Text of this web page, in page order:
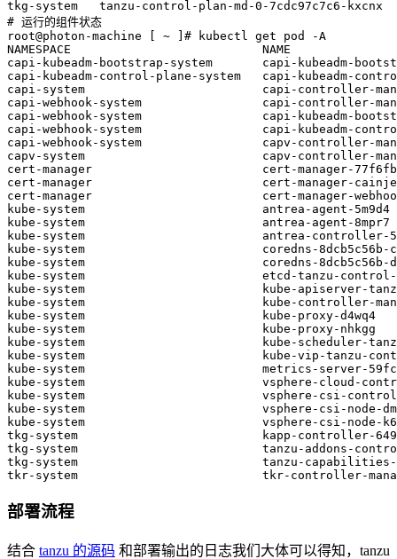
# 运行的组件状态
root@photon-machine
[ ~ ] # kubectl get pod -A
NAMESPACE                           NAME
capi-kubeadm-bootstrap-system       capi-kubeadm-
capi-kubeadm-control-plane-system   capi-kubeadm-
capi-system                         capi-
capi-webhook-system                 capi-
capi-webhook-system                 capi-kubeadm-
capi-webhook-system                 capi-kubeadm-
capi-webhook-system                 capv-
capv-system                         capv-
cert-manager
cert-manager                        cert-
cert-manager                        cert-
kube-system
kube-system
kube-system
kube-system
kube-system
kube-system                         etcd-
kube-system                         kube-
kube-system                         kube-controller-
kube-system
kube-system
kube-system                         kube-
kube-system                         kube-vip-
kube-system
kube-system
kube-system
kube-system
kube-system
tkg-system
tkg-system                          tanzu-addons-
tkg-system                          tanzu-
tkr-system                          tkr-
部署流程
结合 tanzu 的源码 和部署输出的日志我们大体可以得知，tanzu